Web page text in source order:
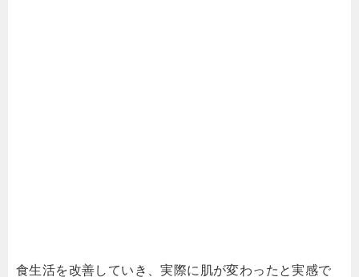
食生活を改善していき、実際に肌が変わったと実感で